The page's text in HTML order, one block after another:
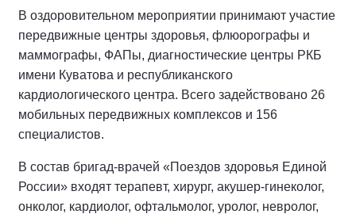
В оздоровительном мероприятии принимают участие
передвижные центры здоровья, флюорографы и
маммографы, ФАПы, диагностические центры РКБ
имени Куватова и республиканского
кардиологического центра. Всего задействовано 26
мобильных передвижных комплексов и 156
специалистов.
В состав бригад-врачей «Поездов здоровья Единой
России» входят терапевт, хирург, акушер-гинеколог,
онколог, кардиолог, офтальмолог, уролог, невролог,